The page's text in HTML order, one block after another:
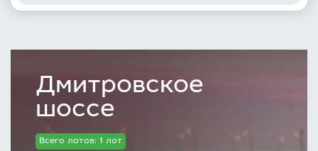
Дмитровское
шоссе
Всего лотов: 1 лот